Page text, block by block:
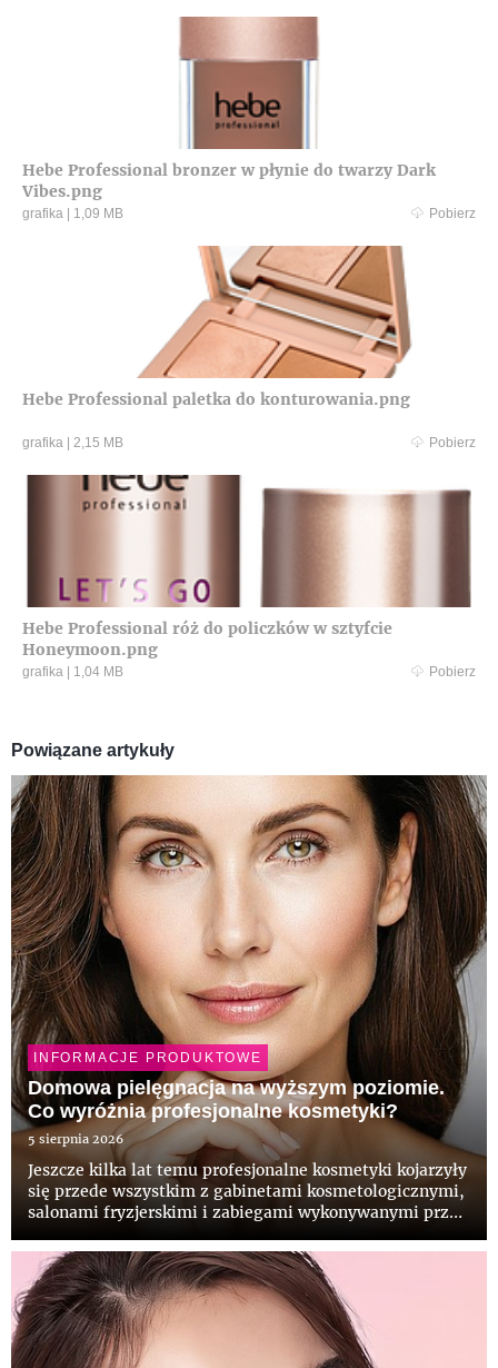
Hebe Professional bronzer w płynie do twarzy Dark
Vibes.png
grafika 1,09 MB Pobierz
Hebe Professional paletka do konturowania.png
grafika 2,15 MB Pobierz
Hebe Professional róż do policzków w sztyfcie
Honeymoon.png
grafika 1,04 MB Pobierz
Powiązane artykuły
INFORMACJE PRODUKTOWE
Domowa pielęgnacja na wyższym poziomie.
Co wyróżnia profesjonalne kosmetyki?
5 sierpnia 2026
Jeszcze kilka lat temu profesjonalne kosmetyki kojarzyły
się przede wszystkim z gabinetami kosmetologicznymi,
salonami fryzjerskimi i zabiegami wykonywanymi przez
domowych łazienkach, odpowiadając na potrzeby osób,
...